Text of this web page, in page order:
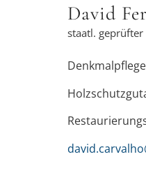
David
staatl. geprüfter